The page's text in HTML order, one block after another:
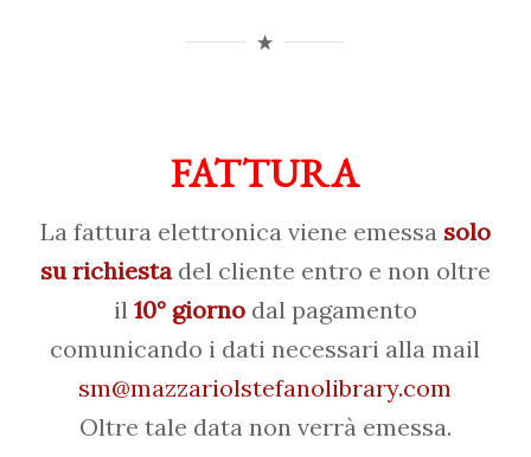
FATTURA
La fattura elettronica viene emessasolo
su richiestadel cliente entro e non oltre
il 10° giornodal pagamento
comunicando i dati necessari alla mail
sm@mazzariolstefanolibrary.com
Oltre tale data non verrà emessa.